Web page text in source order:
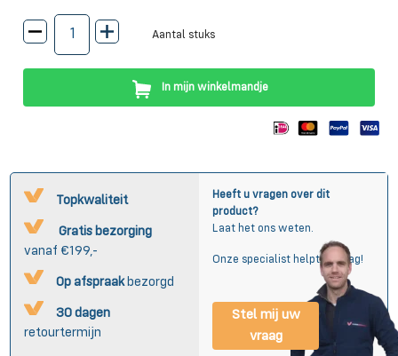
Aantal stuks
In mijn winkelmandje
Topkwaliteit
Gratis bezorging
vanaf €199,-
Op afspraak bezorgd
30 dagen
retourtermijn
Heeft u vragen over dit
product?
Laat het ons weten.
Onze specialist helpt u graag!
Stel mij uw
vraag